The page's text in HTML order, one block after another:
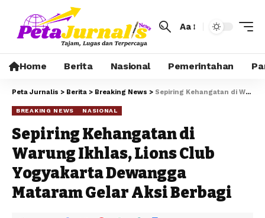
Aa
Home Berita Nasional Pemerintahan
Peta Jurnalis > Berita > Breaking News > Sepiring Kehangatan di Warung Ikhlas, Lions Club Yogyakarta Dewangga Mataram Gelar Aksi Berbagi
BREAKING NEWS NASIONAL
Sepiring Kehangatan di
Warung Ikhlas, Lions Club
Yogyakarta Dewangga
Mataram Gelar Aksi Berbagi